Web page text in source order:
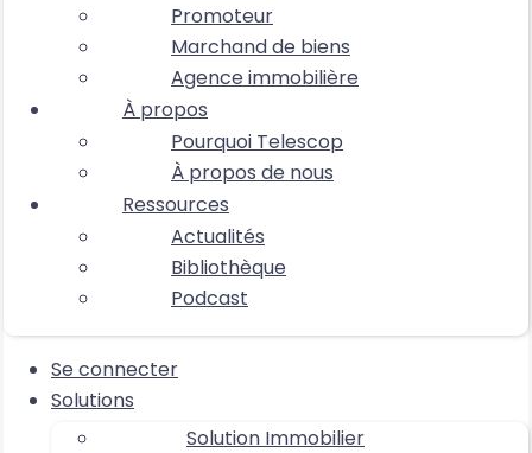
Promoteur
Marchand de biens
Agence immobilière
À propos
Pourquoi Telescop
À propos de nous
Ressources
Actualités
Bibliothèque
Podcast
Se connecter
Solutions
Solution Immobilier